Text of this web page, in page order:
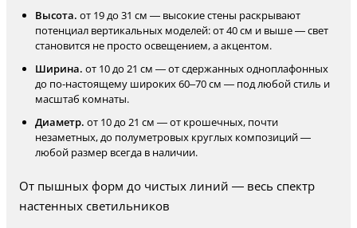
Высота. от 19 до 31 см — высокие стены раскрывают
потенциал вертикальных моделей: от 40 см и выше — свет
становится не просто освещением, а акцентом.
Ширина. от 10 до 21 см — от сдержанных одноплафонных
до по-настоящему широких 60–70 см — под любой стиль и
масштаб комнаты.
Диаметр. от 10 до 21 см — от крошечных, почти
незаметных, до полуметровых круглых композиций —
любой размер всегда в наличии.
От пышных форм до чистых линий — весь спектр
настенных светильников